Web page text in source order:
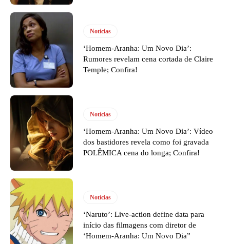
Notícias
‘Homem-Aranha: Um Novo Dia’:
Rumores revelam cena cortada de Claire
Temple; Confira!
Notícias
‘Homem-Aranha: Um Novo Dia’: Vídeo
dos bastidores revela como foi gravada
POLÊMICA cena do longa; Confira!
Notícias
‘Naruto’: Live-action define data para
início das filmagens com diretor de
‘Homem-Aranha: Um Novo Dia”